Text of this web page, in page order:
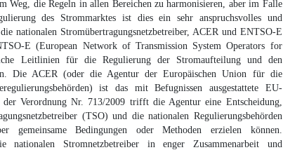
Weg, die Regeln in allen Bereichen zu harmonisieren, aber im Falle
des Strommarktes ist dies ein sehr anspruchsvolles und
nationalen Stromübertragungsnetzbetreiber, ACER und ENTSO-E
E (European Network of Transmission System Operators for
Leitlinien für die Regulierung der Stromaufteilung und den
Die ACER (oder die Agentur der Europäischen Union für die
ist das mit Befugnissen ausgestattete EU-
Verordnung Nr. 713/2009 trifft die Agentur eine Entscheidung,
(TSO) und die nationalen Regulierungsbehörden
gemeinsame Bedingungen oder Methoden erzielen können.
nationalen Stromnetzbetreiber in enger Zusammenarbeit und